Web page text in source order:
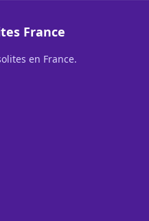
France
en France.